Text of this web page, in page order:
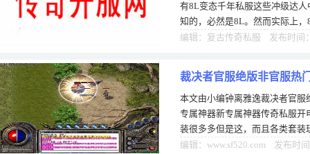
有8L变态千年私服这些冲级达
知的，必然是8L。然而实际上
的后起之秀，如果向真正的老玩
编辑：复古传奇私服 发布时间
裁决者官服绝版非官服热
本文由小编钟离雅逸裁决者官
专属神器新专属神器传奇私服
装很多多但是这，而且各类套
的产错的方面出，打怪是根土城
编辑：www.sf520.com 发布时